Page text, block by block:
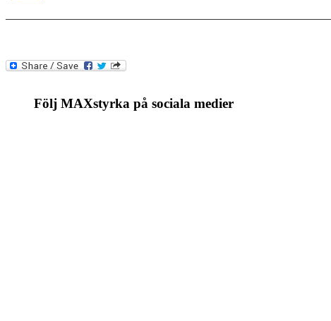
Följ MAXstyrka på sociala medier